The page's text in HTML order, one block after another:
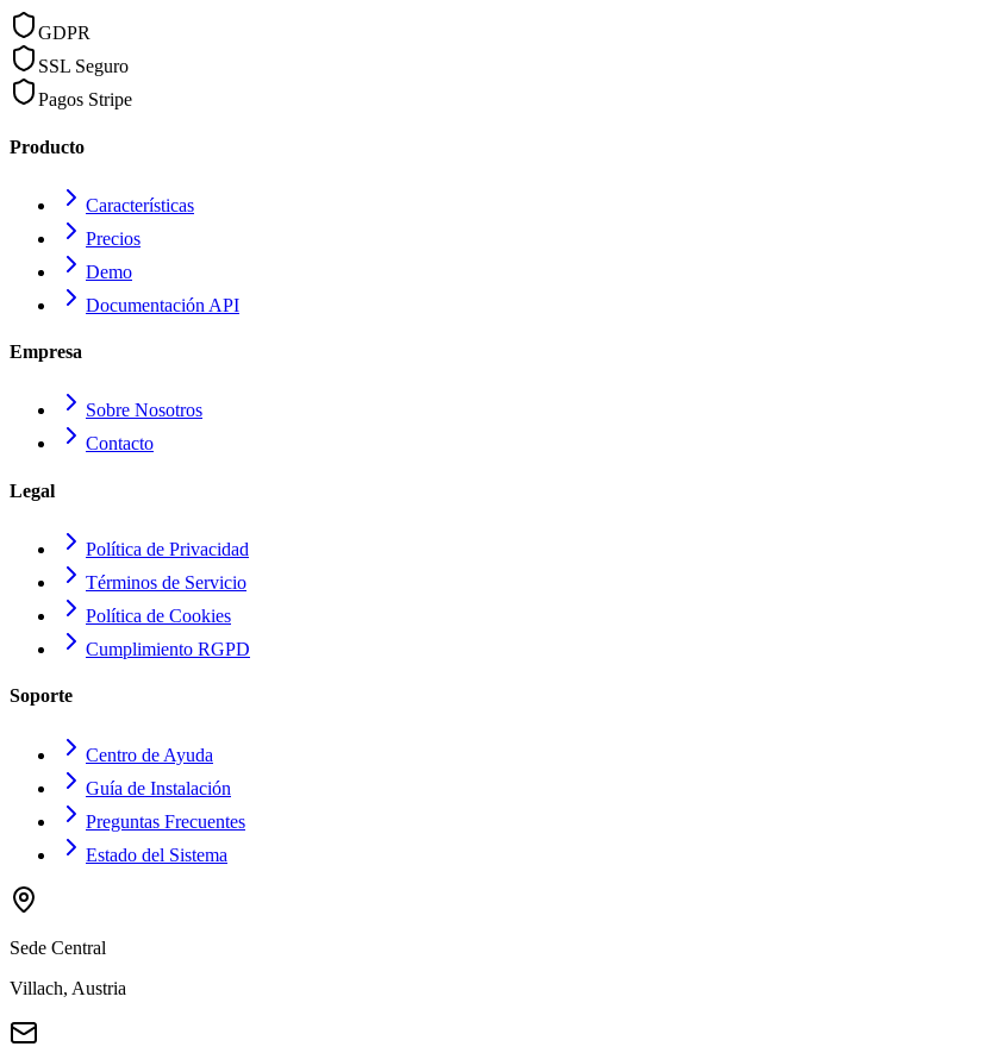
GDPR
SSL Seguro
Pagos Stripe
Producto
Características
Precios
Demo
Documentación API
Empresa
Sobre Nosotros
Contacto
Legal
Política de Privacidad
Términos de Servicio
Política de Cookies
Cumplimiento RGPD
Soporte
Centro de Ayuda
Guía de Instalación
Preguntas Frecuentes
Estado del Sistema
Sede Central
Villach, Austria